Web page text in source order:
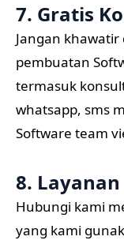
7. Gratis
Jangan
pembuatan
termasuk
whatsapp, sms
Software team
8.
Hubungi kami
yang kami